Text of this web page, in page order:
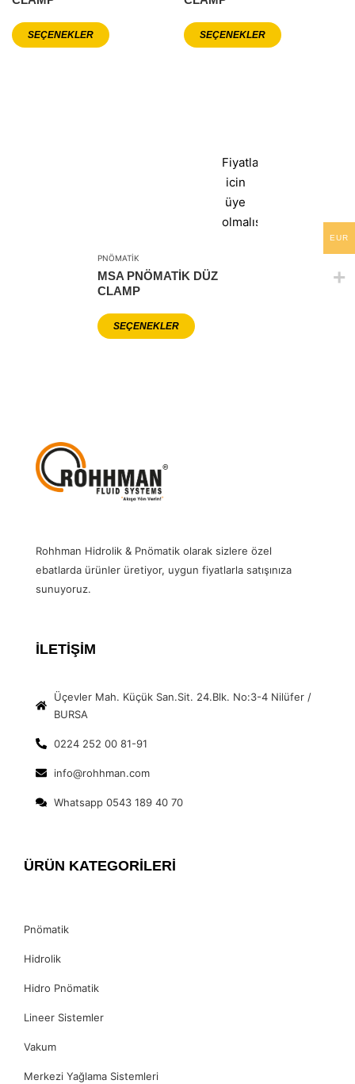
SEÇENEKLER SEÇENEKLER
Fiyatlar
icin
üye
olmalısınız
PNÖMATIK
MSA PNÖMATIK DÜZ
CLAMP
SEÇENEKLER
Rohhman Hidrolik & Pnömatik olarak sizlere özel
ebatlarda ürünler üretiyor, uygun fiyatlarla satışınıza
sunuyoruz.
İLETİŞİM
Üçevler Mah. Küçük San.Sit. 24.Blk. No:3-4 Nilüfer /
BURSA
0224 252 00 81-91
info@rohhman.com
Whatsapp 0543 189 40 70
ÜRÜN KATEGORİLERİ
Pnömatik
Hidrolik
Hidro Pnömatik
Lineer Sistemler
Vakum
Merkezi Yağlama Sistemleri
EUR